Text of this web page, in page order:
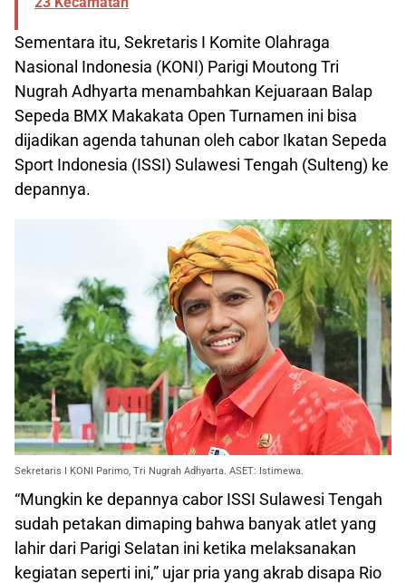
Sementara itu, Sekretaris I Komite Olahraga
Nasional Indonesia (KONI) Parigi Moutong Tri
Nugrah Adhyarta menambahkan Kejuaraan Balap
Sepeda BMX Makakata Open Turnamen ini bisa
dijadikan agenda tahunan oleh cabor Ikatan Sepeda
Sport Indonesia (ISSI) Sulawesi Tengah (Sulteng) ke
depannya.
Sekretaris I KONI Parimo, Tri Nugrah Adhyarta. ASET: Istimewa.
“Mungkin ke depannya cabor ISSI Sulawesi Tengah
sudah petakan dimaping bahwa banyak atlet yang
lahir dari Parigi Selatan ini ketika melaksanakan
kegiatan seperti ini,” ujar pria yang akrab disapa Rio